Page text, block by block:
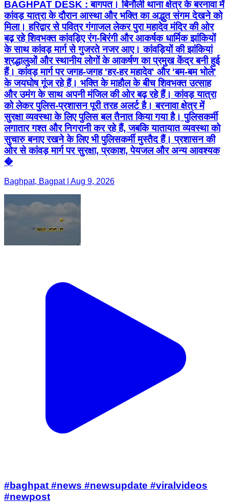
BAGHPAT DESK : बागपत। बिनौली थाना क्षेत्र के बरनावा में
कांवड़ यात्रा के दौरान आस्था और भक्ति का अद्भुत संगम देखने को
मिला। हरिद्वार से पवित्र गंगाजल लेकर पुरा महादेव मंदिर की ओर
बढ़ रहे शिवभक्त कांवड़िए रंग-बिरंगी और आकर्षक धार्मिक झांकियों
के साथ कांवड़ मार्ग से गुजरते नजर आए। कांवड़ियों की झांकियां
श्रद्धालुओं और स्थानीय लोगों के आकर्षण का प्रमुख केंद्र बनी हुई
हैं। कांवड़ मार्ग पर जगह-जगह 'हर-हर महादेव' और 'बम-बम भोले'
के जयघोष गूंज रहे हैं। भक्ति के माहौल के बीच शिवभक्त उत्साह
और उमंग के साथ अपनी मंजिल की ओर बढ़ रहे हैं। कांवड़ यात्रा
को लेकर पुलिस-प्रशासन पूरी तरह अलर्ट है। बरनावा क्षेत्र में
सुरक्षा व्यवस्था के लिए पुलिस बल तैनात किया गया है। पुलिसकर्मी
लगातार गश्त और निगरानी कर रहे हैं, जबकि यातायात व्यवस्था को
सुचारु बनाए रखने के लिए भी पुलिसकर्मी मुस्तैद हैं। प्रशासन की
ओर से कांवड़ मार्ग पर सुरक्षा, प्रकाश, पेयजल और अन्य आवश्यक
�
Baghpat, Bagpat | Aug 9, 2026
#baghpat #news #newsupdate #viralvideos
#newpost